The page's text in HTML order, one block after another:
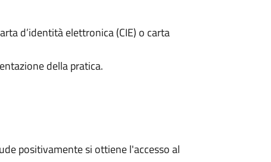
d’identità elettronica (CIE) o carta
della pratica.
positivamente si ottiene l'accesso al